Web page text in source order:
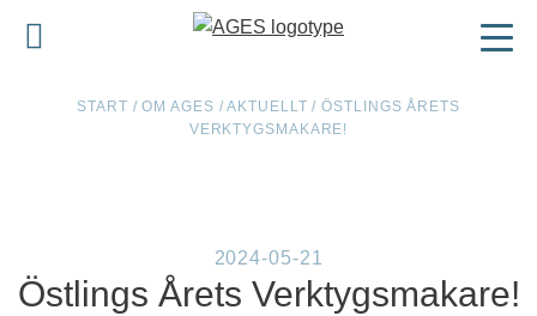
START /OM AGES /AKTUELLT /ÖSTLINGS ÅRETS
VERKTYGSMAKARE!
2024-05-21
Östlings Årets Verktygsmakare!